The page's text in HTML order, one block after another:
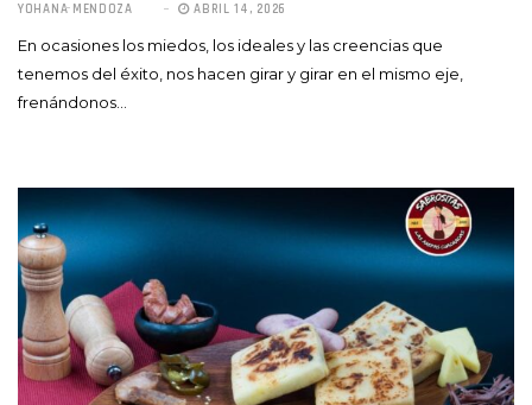
YOHANA MENDOZA ABRIL 14, 2026
En ocasiones los miedos, los ideales y las creencias que
tenemos del éxito, nos hacen girar y girar en el mismo eje,
frenándonos…